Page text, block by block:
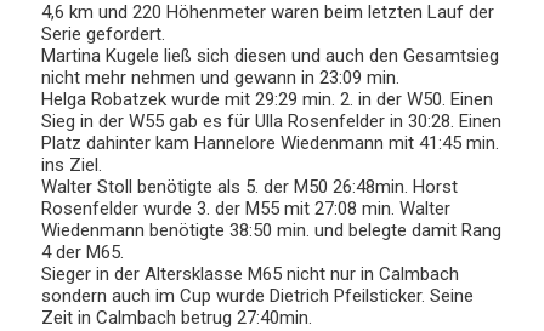
4,6 km und 220 Höhenmeter waren beim letzten Lauf der
Serie gefordert.
Martina Kugele ließ sich diesen und auch den Gesamtsieg
nicht mehr nehmen und gewann in 23:09 min.
Helga Robatzek wurde mit 29:29 min. 2. in der W50. Einen
Sieg in der W55 gab es für Ulla Rosenfelder in 30:28. Einen
Platz dahinter kam Hannelore Wiedenmann mit 41:45 min.
ins Ziel.
Walter Stoll benötigte als 5. der M50 26:48min. Horst
Rosenfelder wurde 3. der M55 mit 27:08 min. Walter
Wiedenmann benötigte 38:50 min. und belegte damit Rang
4 der M65.
Sieger in der Altersklasse M65 nicht nur in Calmbach
sondern auch im Cup wurde Dietrich Pfeilsticker. Seine
Zeit in Calmbach betrug 27:40min.